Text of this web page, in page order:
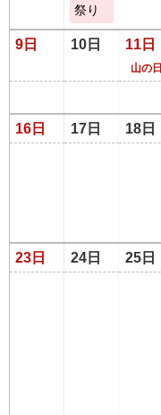
祭り
9日 10日 11日
山の日
16日 17日 18日
23日 24日 25日